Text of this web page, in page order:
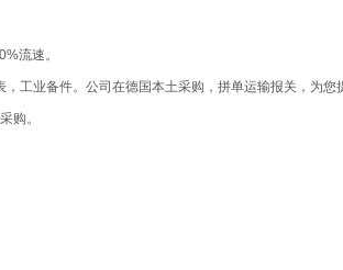
流速。
工业备件。公司在德国本土采购，拼单运输报关，为您
购。